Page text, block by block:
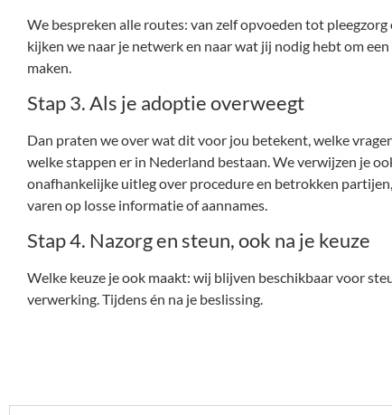
We bespreken alle routes: van zelf opvoeden tot
kijken we naar je netwerk en naar wat jij nodig hebt om
maken.
Stap 3. Als je adoptie overweegt
Dan praten we over wat dit voor jou betekent, welke
welke stappen er in Nederland bestaan. We verwijzen je
onafhankelijke uitleg over procedure en betrokken
varen op losse informatie of aannames.
Stap 4. Nazorg en steun, ook na je keuze
Welke keuze je ook maakt: wij blijven beschikbaar voor
verwerking. Tijdens én na je beslissing.